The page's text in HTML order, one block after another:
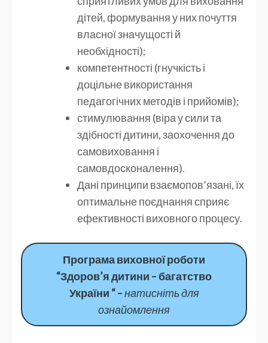
дітей, формування у них почуття
власної значущості й
необхідності);
компетентності (гнучкість і
доцільне використання
педагогічних методів і прийомів);
стимулювання (віра у сили та
здібності дитини, заохочення до
самовиховання і
самовдосконалення).
Дані принципи взаємопов’язані, їх
оптимальне поєднання сприяє
ефективності виховного процесу.
Програма виховної роботи
“Здоров’я дитини – багатство
України “ –натисніть для
ознайомлення